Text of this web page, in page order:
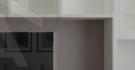
г. Краснодар
8 (861) 945-12-
34